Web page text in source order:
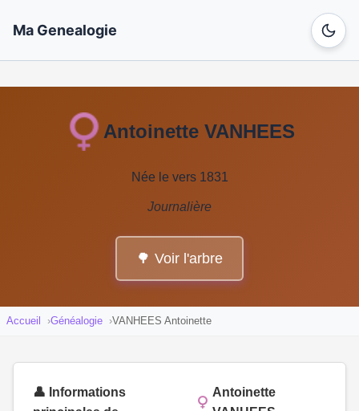
Ma Genealogie
Antoinette VANHEES
Née le vers 1831
Journalière
🌳 Voir l'arbre
Accueil Généalogie VANHEES Antoinette
👤 Informations
Antoinette